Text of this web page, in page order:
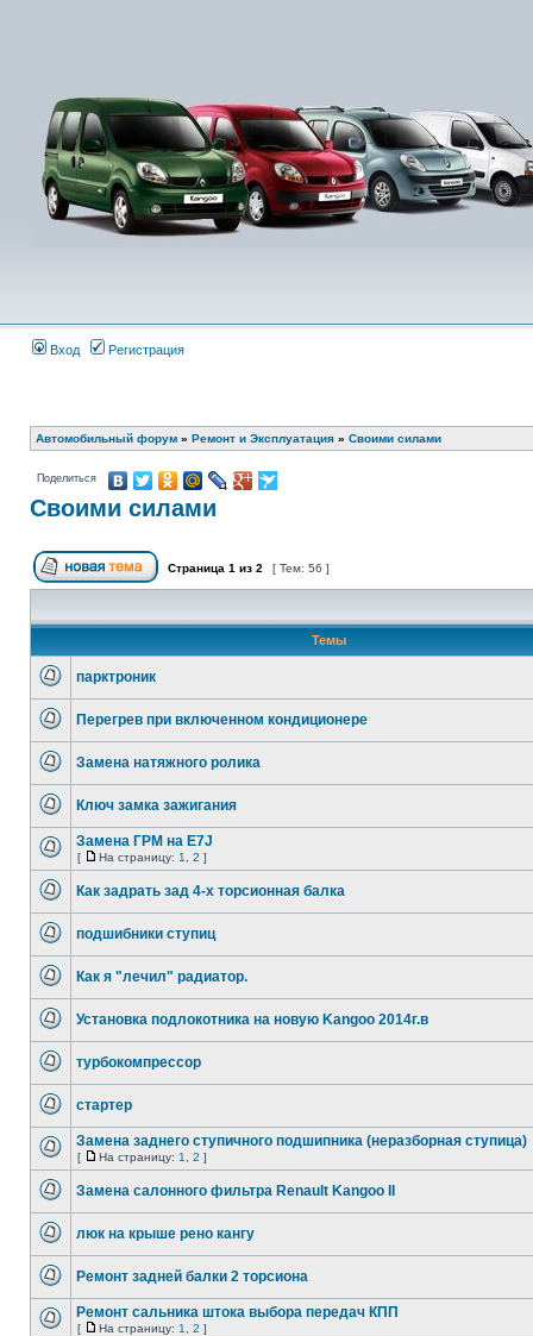
Вход Регистрация
Автомобильный форум » Ремонт и Эксплуатация » Своими силами
Поделиться
Своими силами
Страница 1 из 2 [ Тем: 56 ]
Темы
парктроник
Перегрев при включенном кондиционере
Замена натяжного ролика
Ключ замка зажигания
Замена ГРМ на E7J
[ На страницу: 1 2 ]
Как задрать зад 4-х торсионная балка
подшибники ступиц
Как я "лечил" радиатор.
Установка подлокотника на новую Kangoo 2014г.в
турбокомпрессор
стартер
Замена заднего ступичного подшипника (неразборная ступица)
[ На страницу: 1 2 ]
Замена салонного фильтра Renault Kangoo II
люк на крыше рено кангу
Ремонт задней балки 2 торсиона
Ремонт сальника штока выбора передач КПП
[ На страницу: 1 2 ]